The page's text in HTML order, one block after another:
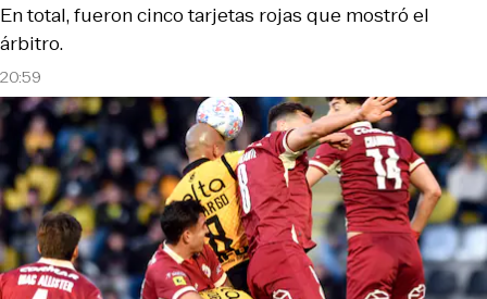
20:59
En total, fueron cinco tarjetas rojas que mostró el
árbitro.